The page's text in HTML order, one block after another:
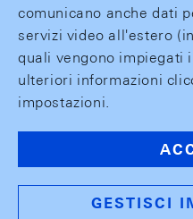
comunicano anche dati
servizi video all'estero
quali vengono impiegati
ulteriori informazioni
impostazioni.
GESTISCI